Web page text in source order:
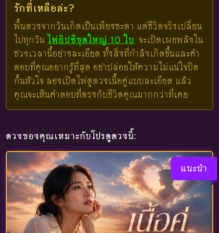
รักที่เหลือล่ะ?
พื้นดวงจากวันเกิดเป็นเพียงชะตา แต่ชีวิตจริงเปลี่ยน
ไปทุกวัน ไพ่ยิปซีชุดใหญ่ 10 ใบ จะเปิดเผยพลังใน
ช่วงเวลานี้อย่างละเอียด ทั้งสิ่งที่กำลังเกิดขึ้นและคำ
ตอบที่คุณอยากรู้ที่สุด อย่าปล่อยให้ความไม่แน่ใจปิด
กั้นหัวใจ ลองเปิดไพ่ดูดวงเนื้อคู่แบบละเอียด แล้ว
คุณจะเห็นคำตอบที่ตรงกับชีวิตคุณมากกว่าที่เคย
ดวงของคุณเหมาะกับโปรดูดวงนี้:
แนะนำ